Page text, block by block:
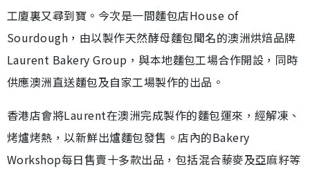
工廈裏又尋到寶。今次是一間麵包店House of
Sourdough，由以製作天然酵母麵包聞名的澳洲烘焙品牌
Laurent Bakery Group，與本地麵包工場合作開設，同時
供應澳洲直送麵包及自家工場製作的出品。
香港店會將Laurent在澳洲完成製作的麵包運來，經解凍、
烤爐烤熱，以新鮮出爐麵包發售。店內的Bakery
Workshop每日售賣十多款出品，包括混合藜麥及亞麻籽等